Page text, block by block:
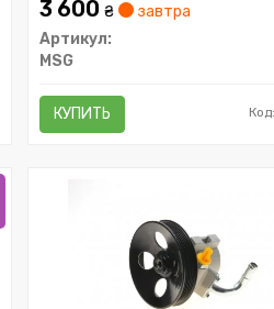
3 600₴
завтра
Артикул:
MSG
КУПИТЬ